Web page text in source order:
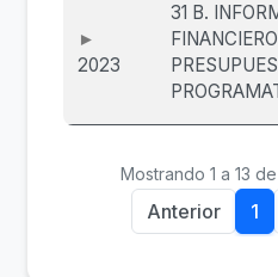
2023
31 B.
Mostrando 1 a 13
Anterior 1